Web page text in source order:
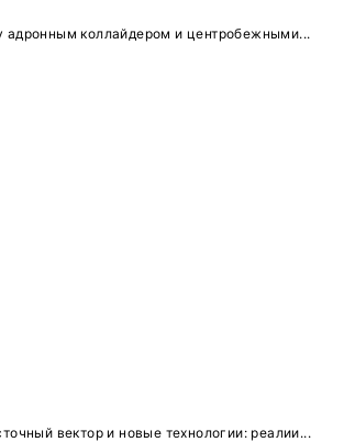
адронным коллайдером и центробежными...
вектор и новые технологии: реалии...